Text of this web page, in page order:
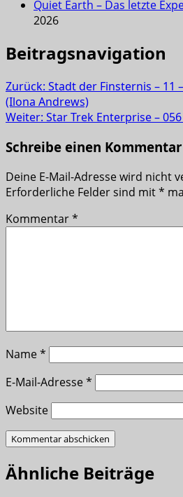
Quiet Earth – Das letzte
2026
Beitragsnavigation
Zurück: Stadt der Finsternis – 11
(Ilona Andrews)
Weiter: Star Trek Enterprise –
Schreibe einen Kommentar
Deine E-Mail-Adresse wird nicht
Erforderliche Felder sind mit*
Kommentar*
Name*
E-Mail-Adresse*
Website
Ähnliche Beiträge